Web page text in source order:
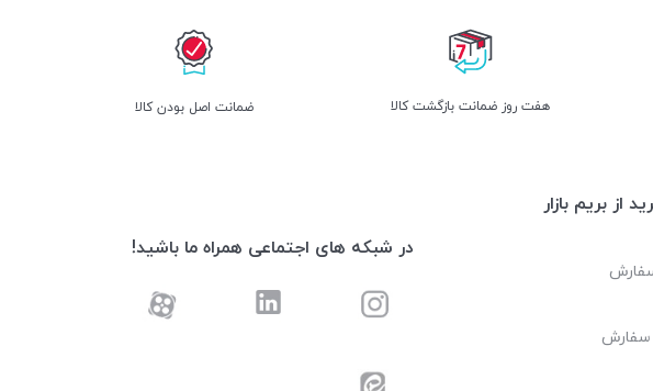
هفت روز ضمانت بازگشت کالا ﺿﻤﺎﻧﺖ اﺻﻞ ﺑﻮدن ﮐﺎﻟﺎ
از بریم بازار
سفارش
در شبکه های اجتماعی همراه ما باشید!